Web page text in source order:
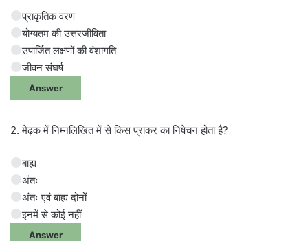
प्राकृतिक वरण
योग्यतम की उत्तरजीविता
उपार्जित लक्षणों की वंशागति
जीवन संघर्ष
Answer
2. मेढ़क में निम्नलिखित में से किस प्राकर का निषेचन होता है?
बाह्य
अंतः
अंतः एवं बाह्य दोनों
इनमें से कोई नहीं
Answer